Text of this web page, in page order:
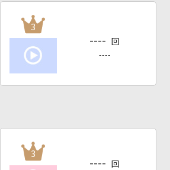
3
---- 回
----
3
---- 回